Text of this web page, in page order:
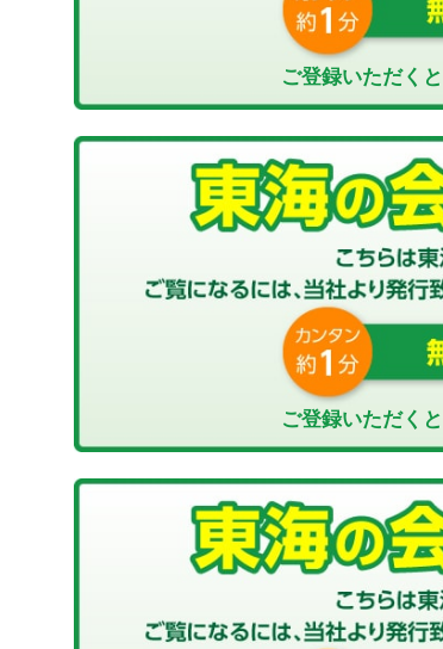
ご登録いただくと
ご登録いただくと